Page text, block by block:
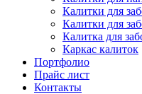
Калитки для
Калитки для
Калитка для
Каркас калиток
Портфолио
Прайс лист
Контакты